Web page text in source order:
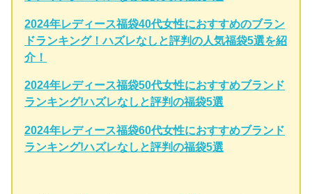
2024年レディース福袋40代女性におすすめのブラン
ドランキング！ハズレなしと評判の人気福袋5選を紹
介！
2024年レディース福袋50代女性におすすめブランド
ランキング!ハズレなしと評判の福袋5選
2024年レディース福袋60代女性におすすめブランド
ランキング!ハズレなしと評判の福袋5選